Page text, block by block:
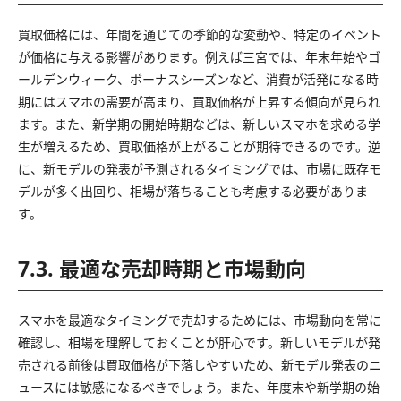
買取価格には、年間を通じての季節的な変動や、特定のイベント
が価格に与える影響があります。例えば三宮では、年末年始やゴ
ールデンウィーク、ボーナスシーズンなど、消費が活発になる時
期にはスマホの需要が高まり、買取価格が上昇する傾向が見られ
ます。また、新学期の開始時期などは、新しいスマホを求める学
生が増えるため、買取価格が上がることが期待できるのです。逆
に、新モデルの発表が予測されるタイミングでは、市場に既存モ
デルが多く出回り、相場が落ちることも考慮する必要がありま
す。
7.3. 最適な売却時期と市場動向
スマホを最適なタイミングで売却するためには、市場動向を常に
確認し、相場を理解しておくことが肝心です。新しいモデルが発
売される前後は買取価格が下落しやすいため、新モデル発表のニ
ュースには敏感になるべきでしょう。また、年度末や新学期の始